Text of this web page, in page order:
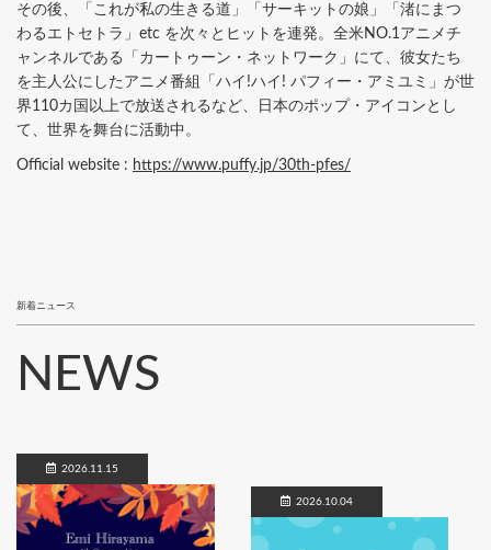
その後、「これが私の生きる道」「サーキットの娘」「渚にまつ
わるエトセトラ」etc を次々とヒットを連発。全米NO.1アニメチ
ャンネルである「カートゥーン・ネットワーク」にて、彼女たち
を主人公にしたアニメ番組「ハイ!ハイ! パフィー・アミユミ」が世
界110カ国以上で放送されるなど、日本のポップ・アイコンとし
て、世界を舞台に活動中。
Official website : https://www.puffy.jp/30th-pfes/
新着ニュース
NEWS
2026.11.15
2026.10.04